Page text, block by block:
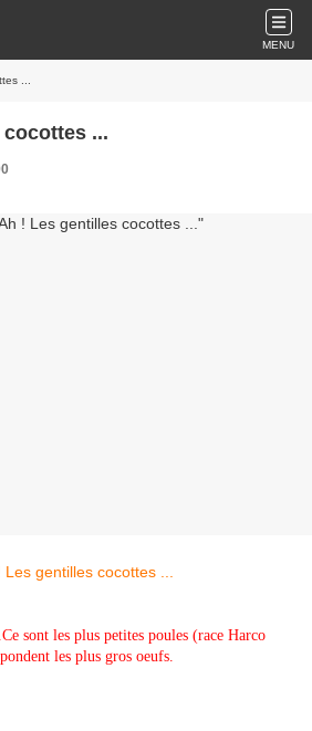
MENU
...
...
sont les plus petites poules (race Harco
les plus gros oeufs.